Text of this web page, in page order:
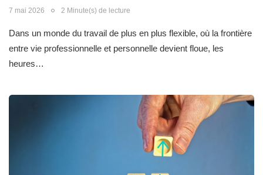
7 mai 2026 2 Minute(s) de lecture
Dans un monde du travail de plus en plus flexible, où la frontière
entre vie professionnelle et personnelle devient floue, les
heures…